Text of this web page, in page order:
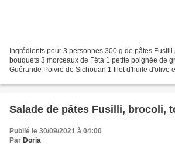
Ingrédients pour 3 personnes 300 g de pâtes
bouquets 3 morceaux de Fêta 1 petite poignée de
Guérande Poivre de Sichouan 1 filet d'huile d'olive
Salade de pâtes Fusilli, brocoli,
Publié le 30/09/2021 à 04:00
Par Doria